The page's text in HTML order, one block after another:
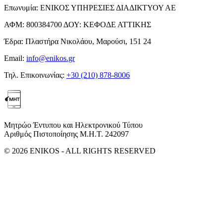
Επωνυμία: ΕΝΙΚΟΣ ΥΠΗΡΕΣΙΕΣ ΔΙΑΔΙΚΤΥΟΥ ΑΕ
ΑΦΜ: 800384700 ΔΟΥ: ΚΕΦΟΔΕ ΑΤΤΙΚΗΣ
Έδρα: Πλαστήρα Νικολάου, Μαρούσι, 151 24
Email: info@enikos.gr
Τηλ. Επικοινωνίας: +30 (210) 878-8006
Μητρώο Έντυπου και Ηλεκτρονικού Τύπου
Αριθμός Πιστοποίησης Μ.Η.Τ. 242097
© 2026 ENIKOS - ALL RIGHTS RESERVED